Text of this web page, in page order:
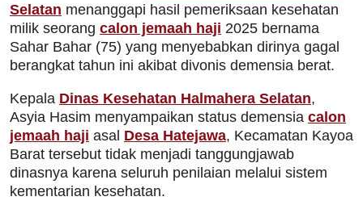
Selatan menanggapi hasil pemeriksaan kesehatan
milik seorang calon jemaah haji 2025 bernama
Sahar Bahar (75) yang menyebabkan dirinya gagal
berangkat tahun ini akibat divonis demensia berat.
Kepala Dinas Kesehatan Halmahera Selatan,
Asyia Hasim menyampaikan status demensia calon
jemaah haji asal Desa Hatejawa, Kecamatan Kayoa
Barat tersebut tidak menjadi tanggungjawab
dinasnya karena seluruh penilaian melalui sistem
kementarian kesehatan.